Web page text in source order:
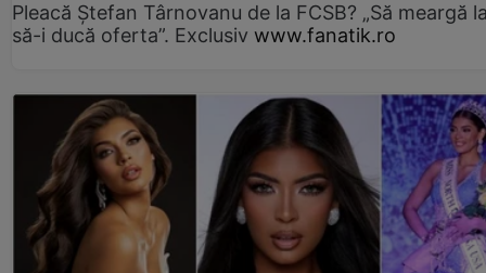
Pleacă Ștefan Târnovanu de la FCSB? „Să meargă
să-i ducă oferta”. Exclusiv www.fanatik.ro